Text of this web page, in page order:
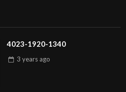
4023-1920-1340
3 years ago